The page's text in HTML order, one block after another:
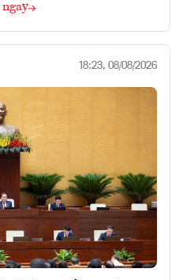
18:23, 08/08/2026